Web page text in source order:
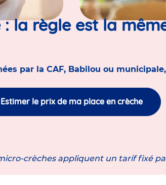
la règle est la
par la CAF, Babilou ou
Estimer le prix de ma place en crèche
crèches appliquent un tarif fixé